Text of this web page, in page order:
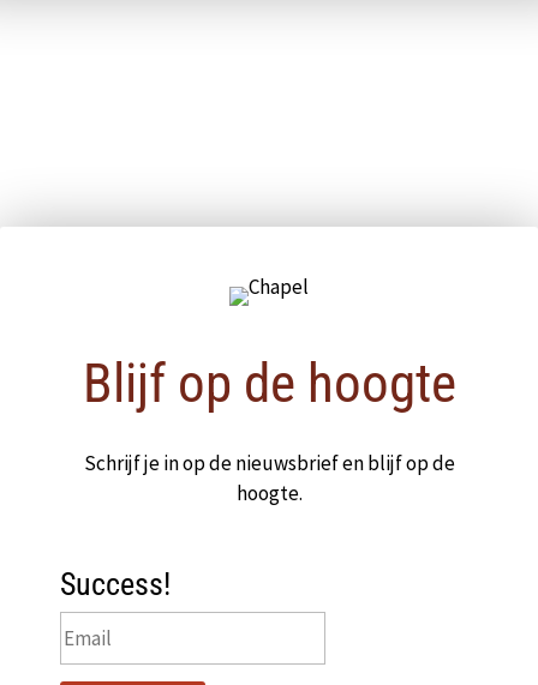
Blijf op de hoogte
Schrijf je in op de nieuwsbrief en blijf op de
hoogte.
Success!